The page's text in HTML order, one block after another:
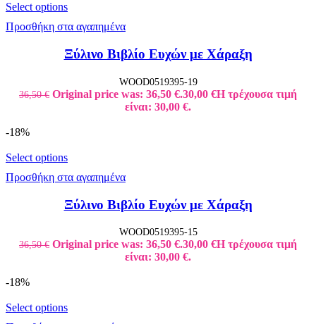
Select options
Προσθήκη στα αγαπημένα
Ξύλινο Βιβλίο Ευχών με Χάραξη
WOOD0519395-19
36,50€ Original price was: 36,50 €.30,00 €Η τρέχουσα τιμή
είναι: 30,00 €.
-18%
Select options
Προσθήκη στα αγαπημένα
Ξύλινο Βιβλίο Ευχών με Χάραξη
WOOD0519395-15
36,50€ Original price was: 36,50 €.30,00 €Η τρέχουσα τιμή
είναι: 30,00 €.
-18%
Select options